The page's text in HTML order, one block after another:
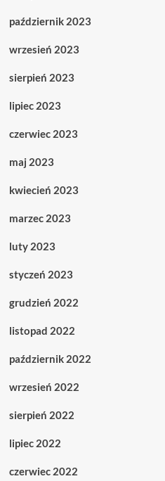
październik 2023
wrzesień 2023
sierpień 2023
lipiec 2023
czerwiec 2023
maj 2023
kwiecień 2023
marzec 2023
luty 2023
styczeń 2023
grudzień 2022
listopad 2022
październik 2022
wrzesień 2022
sierpień 2022
lipiec 2022
czerwiec 2022